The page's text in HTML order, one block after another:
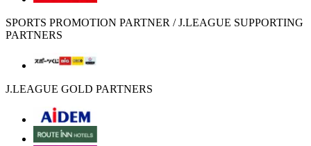
SPORTS PROMOTION PARTNER / J.LEAGUE SUPPORTING
PARTNERS
J.LEAGUE GOLD PARTNERS